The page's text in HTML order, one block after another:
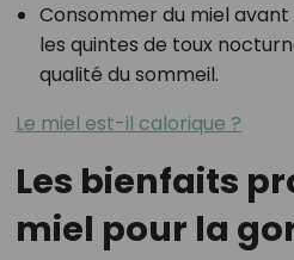
Consommer du miel
les quintes de toux
qualité du sommeil.
Le miel est-il calorique ?
Les bienfaits
miel pour la